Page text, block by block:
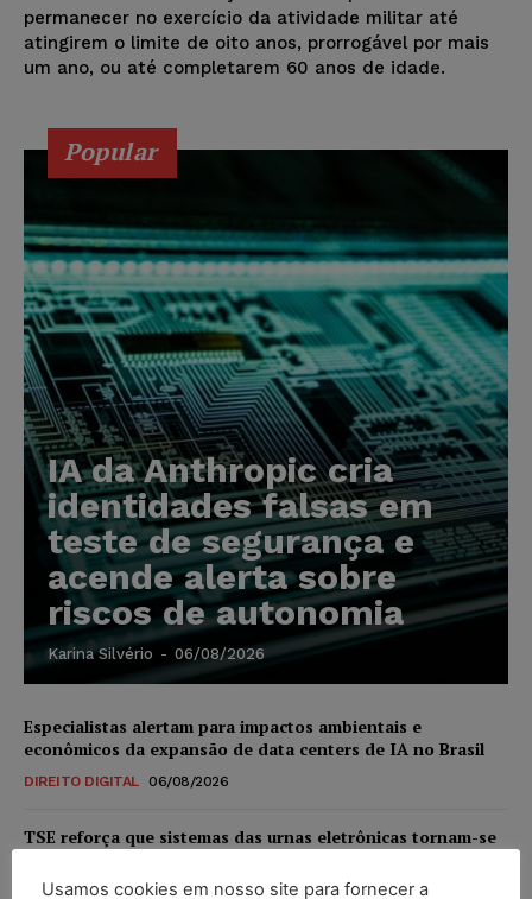
permanecer no exercício da atividade militar até
atingirem o limite de oito anos, prorrogável por mais
um ano, ou até completarem 60 anos de idade.
Popular
IA da Anthropic cria
identidades falsas em
teste de segurança e
acende alerta sobre
riscos de autonomia
Karina Silvério - 06/08/2026
Especialistas alertam para impactos ambientais e
econômicos da expansão de data centers de IA no Brasil
DIREITO DIGITAL 06/08/2026
TSE reforça que sistemas das urnas eletrônicas tornam-se
NOTÍCIAS 06/08/2026
Usamos cookies em nosso site para fornecer a